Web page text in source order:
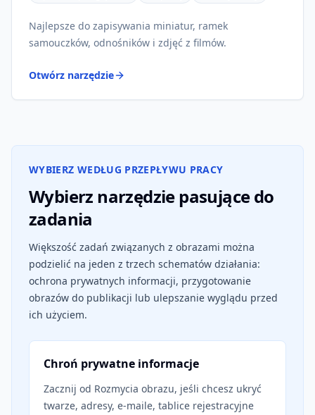
Najlepsze do zapisywania miniatur, ramek
samouczków, odnośników i zdjęć z filmów.
Otwórz narzędzie
WYBIERZ WEDŁUG PRZEPŁYWU PRACY
Wybierz narzędzie pasujące do
zadania
Większość zadań związanych z obrazami można
podzielić na jeden z trzech schematów działania:
ochrona prywatnych informacji, przygotowanie
obrazów do publikacji lub ulepszanie wyglądu przed
ich użyciem.
Chroń prywatne informacje
Zacznij od Rozmycia obrazu, jeśli chcesz ukryć
twarze, adresy, e-maile, tablice rejestracyjne